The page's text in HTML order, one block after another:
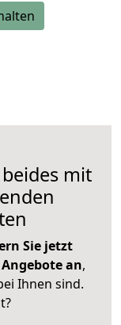
mit
Sie jetzt
an,
Ihnen sind.